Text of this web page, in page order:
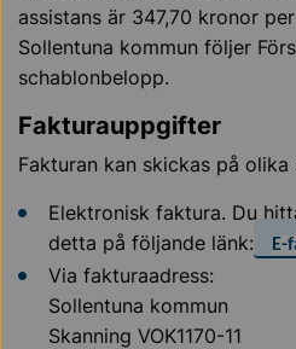
assistans är 347,70 kronor
Sollentuna kommun följer
schablonbelopp.
Fakturauppgifter
Fakturan kan skickas på olika
Elektronisk faktura. Du
detta på följande länk:
Via fakturaadress:
Sollentuna kommun
Skanning VOK1170-11